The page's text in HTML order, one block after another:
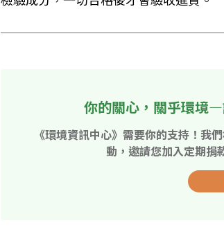
你的關心，關乎環境
《環境資訊中心》需要你的支持！我
動，邀請您加入定期捐